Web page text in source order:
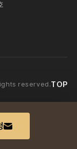
reserved.TOP